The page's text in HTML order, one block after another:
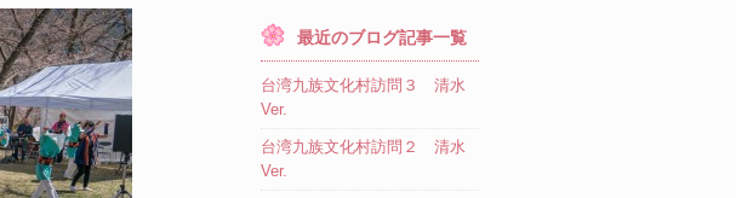
最近のブログ記事一覧
台湾九族文化村訪問３ 清水
Ver.
台湾九族文化村訪問２ 清水
Ver.